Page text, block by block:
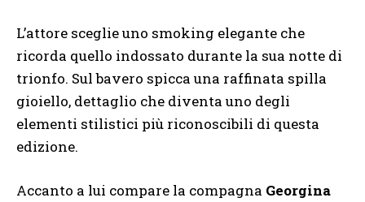
L’attore sceglie uno smoking elegante che
ricorda quello indossato durante la sua notte di
trionfo. Sul bavero spicca una raffinata spilla
gioiello, dettaglio che diventa uno degli
elementi stilistici più riconoscibili di questa
edizione.
Accanto a lui compare la compagna Georgina